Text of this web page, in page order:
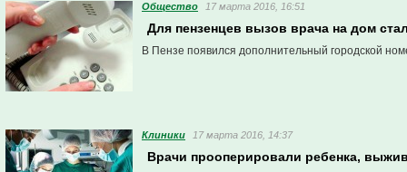
Общество 17 марта 2016, 16:51
Для пензенцев вызов врача на дом
В Пензе появился дополнительный городской
Клиники 17 марта 2016, 14:37
Врачи прооперировали ребенка,